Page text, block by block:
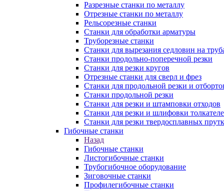
Разрезные станки по металлу
Отрезные станки по металлу
Рельсорезные станки
Станки для обработки арматуры
Труборезные станки
Станки для вырезания седловин на
Станки продольно-поперечной резки
Станки для резки кругов
Отрезные станки для сверл и фрез
Станки для продольной резки и
Станки продольной резки
Станки для резки и штамповки отходов
Станки для резки и шлифовки
Станки для резки твердосплавных
Гибочные станки
Назад
Гибочные станки
Листогибочные станки
Трубогибочное оборудование
Зиговочные станки
Профилегибочные станки